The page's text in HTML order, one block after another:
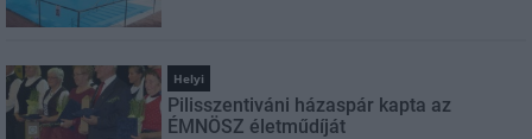
Helyi
Pilisszentiváni házaspár kapta az
ÉMNÖSZ életműdíját